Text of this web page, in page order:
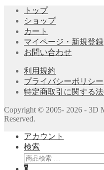
トップ
ショップ
カート
マイページ・新規登録
お問い合わせ
利用規約
プライバシーポリシー
特定商取引に関する
Copyright © 2005- 2026 - 3D
Reserved.
アカウント
検索
検
索